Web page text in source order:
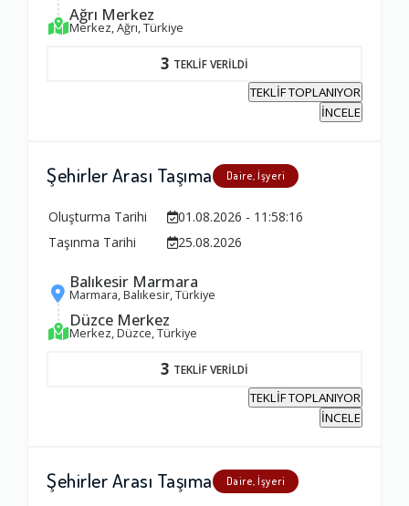
Ağrı Merkez
Merkez, Ağrı, Türkiye
3 TEKLİF VERİLDİ
TEKLİF TOPLANIYOR
İNCELE
Şehirler Arası Taşıma Daire, İşyeri
Oluşturma Tarihi
01.08.2026 - 11:58:16
Taşınma Tarihi
25.08.2026
Balıkesir Marmara
Marmara, Balıkesir, Türkiye
Düzce Merkez
Merkez, Düzce, Türkiye
3 TEKLİF VERİLDİ
TEKLİF TOPLANIYOR
İNCELE
Şehirler Arası Taşıma Daire, İşyeri
Zamanlama
1.0
Firma Çalışanları
1.0
Fiyatlandırma Dengesi
Yorumunuz